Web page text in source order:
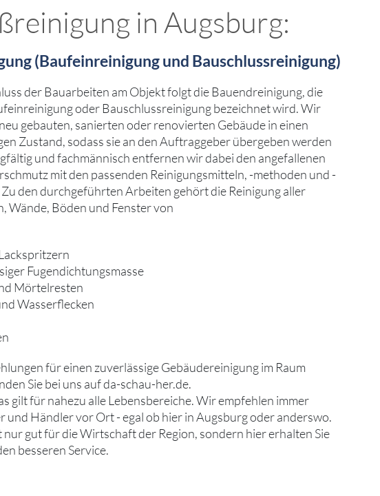
in Augsburg:
(Baufeinreinigung und Bauschlussreinigung)
der Bauarbeiten am Objekt folgt die Bauendreinigung, die
oder Bauschlussreinigung bezeichnet wird. Wir
gebauten, sanierten oder renovierten Gebäude in einen
Zustand, sodass sie an den Auftraggeber übergeben werden
und fachmännisch entfernen wir dabei den angefallenen
mit den passenden Reinigungsmitteln, -methoden und -
den durchgeführten Arbeiten gehört die Reinigung aller
Wände, Böden und Fenster von
Fugendichtungsmasse
Mörtelresten
Wasserflecken
für einen zuverlässige Gebäudereinigung im Raum
Sie bei uns auf da-schau-her.de.
gilt für nahezu alle Lebensbereiche. Wir empfehlen immer
und Händler vor Ort - egal ob hier in Augsburg oder anderswo.
nur gut für die Wirtschaft der Region, sondern hier erhalten Sie
besseren Service.